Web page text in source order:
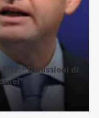
Fifa: “Dimissioni di